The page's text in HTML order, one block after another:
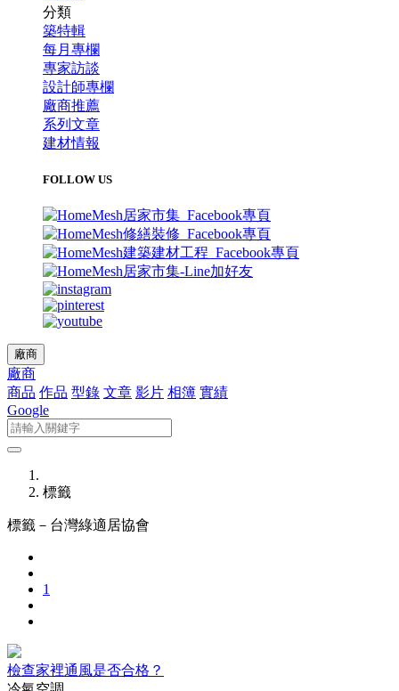
分類
築特輯
每月專欄
專家訪談
設計師專欄
廠商推薦
系列文章
建材情報
FOLLOW US
廠商
廠商
商品 作品 型錄 文章 影片 相簿 實績
Google
標籤
標籤－ 台灣綠適居協會
1
檢查家裡通風是否合格？